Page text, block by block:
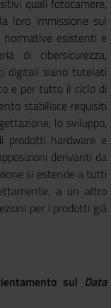
quali fotocamere,
loro immissione sul
normative esistenti e
di cibersicurezza,
digitali siano tutelati
e per tutto il ciclo di
stabilisce requisiti
lo sviluppo,
prodotti hardware e
derivanti da
si estende a tutti
a un altro
per i prodotti già
sul Data